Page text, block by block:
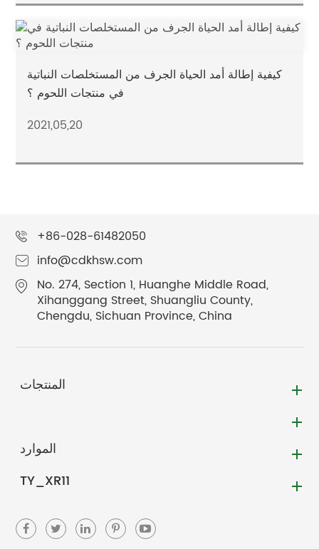
كيفية إطالة أمد الحياة الجرف من المستخلصات النباتية
في منتجات اللحوم ؟
2021,05,20
+86-028-61482050
info@cdkhsw.com
No. 274, Section 1, Huanghe Middle Road,
Xihanggang Street, Shuangliu County,
Chengdu, Sichuan Province, China
المنتجات
الموارد
TY_XR11